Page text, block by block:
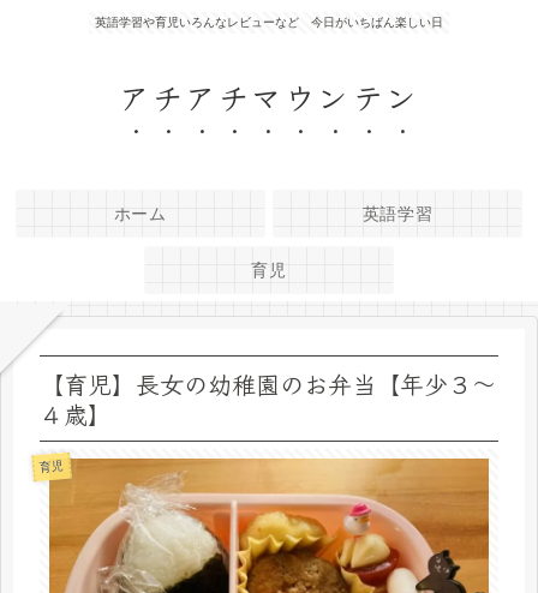
英語学習や育児いろんなレビューなど 今日がいちばん楽しい日
アチアチマウンテン
ホーム 英語学習
育児
【育児】長女の幼稚園のお弁当【年少３〜
４歳】
育児